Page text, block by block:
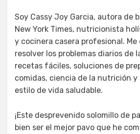
Soy Cassy Joy Garcia, autora de
New York Times, nutricionista
y cocinera casera profesional.
resolver los problemas diarios de
recetas fáciles, soluciones de
comidas, ciencia de la nutrición y
estilo de vida saludable.
¡Este desprevenido solomillo de
bien ser el mejor pavo que he